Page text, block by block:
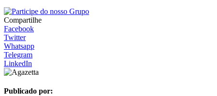
Compartilhe
Facebook
Twitter
Whatsapp
Telegram
LinkedIn
Publicado por: